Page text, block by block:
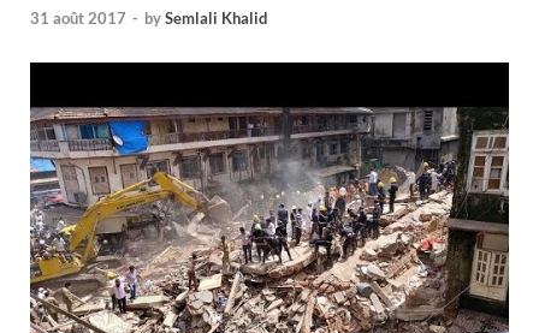
31 août 2017 - bySemlali Khalid